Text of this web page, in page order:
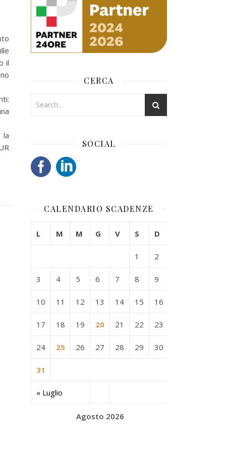
il
la
CERCA
SOCIAL
CALENDARIO SCADENZE
Agosto 2026
L M M G V S D
« Luglio
1 2
3 4 5 6 7 8 9
10 11 12 13 14 15 16
17 18 19 20 21 22 23
24 25 26 27 28 29 30
31